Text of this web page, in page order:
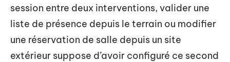
session entre deux interventions, valider une
liste de présence depuis le terrain ou modifier
une réservation de salle depuis un site
extérieur suppose d’avoir configuré ce second